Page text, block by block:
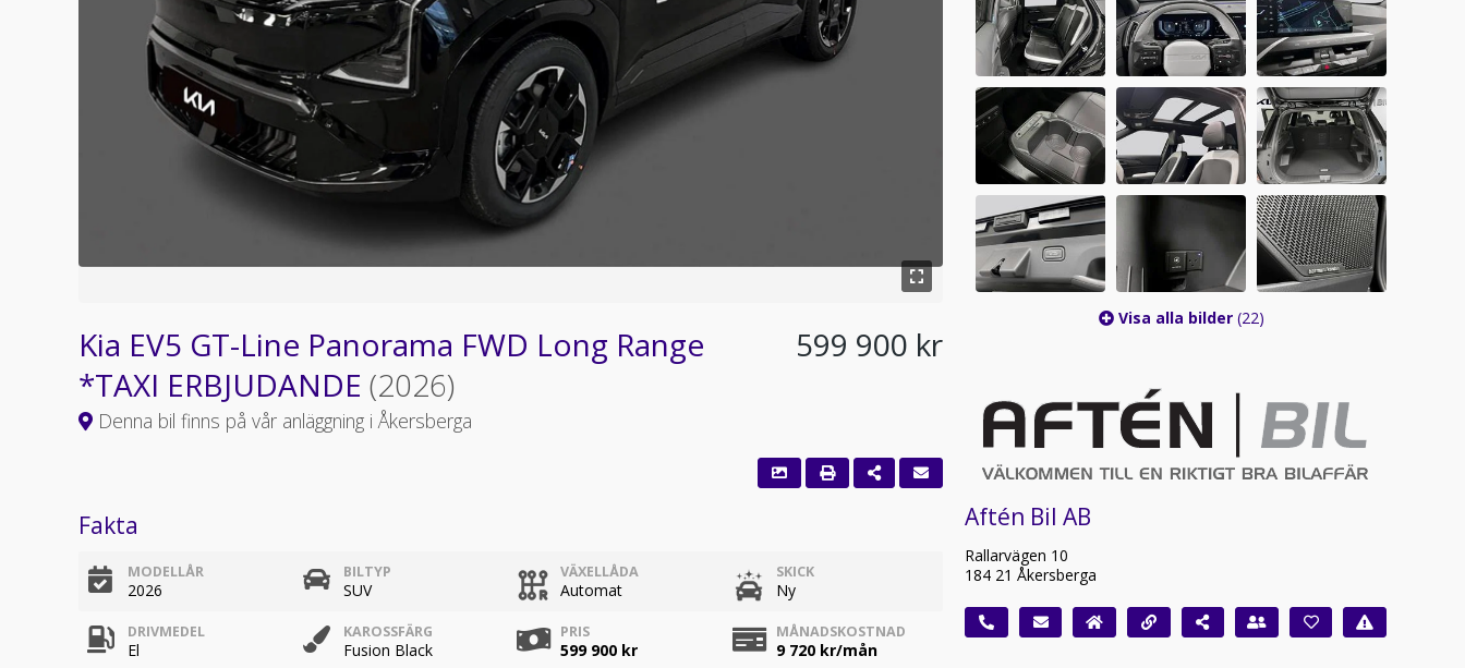
Kia EV5 GT-Line Panorama FWD Long Range
*TAXI ERBJUDANDE (2026)
Denna bil finns på vår anläggning i Åkersberga
599 900 kr
Fakta
MODELLÅR
2026
BILTYP
SUV
VÄXELLÅDA
Automat
SKICK
Ny
DRIVMEDEL
El
KAROSSFÄRG
Fusion Black
PRIS
599 900 kr
MÅNADSKOSTNAD
9 720kr/mån
Visa alla bilder (22)
Aftén Bil AB
Rallarvägen 10
184 21 Åkersberga